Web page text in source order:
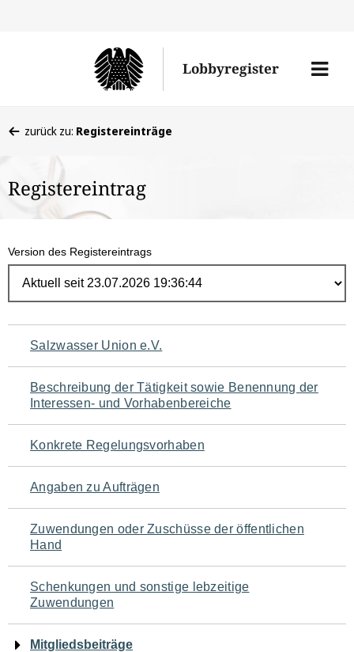
Lobbyregister
Menü
befinden
hier:
zurück zu: Registereinträge
Registereintrag
Version des Registereintrags
Navigation
für
den
Seiteninhalt
Salzwasser Union e.V.
Beschreibung der Tätigkeit sowie Benennung der
Interessen- und Vorhabenbereiche
Konkrete Regelungsvorhaben
Angaben zu Aufträgen
Zuwendungen oder Zuschüsse der öffentlichen
Hand
Schenkungen und sonstige lebzeitige
Zuwendungen
Mitgliedsbeiträge